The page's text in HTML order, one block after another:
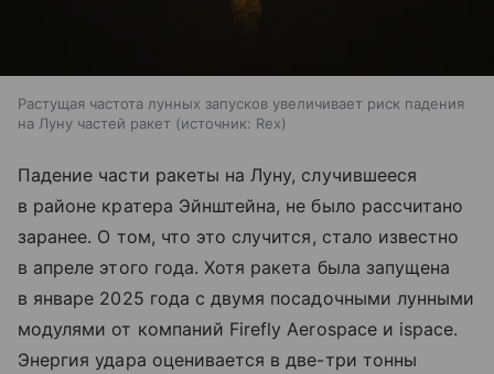
Растущая частота лунных запусков увеличивает риск падения
на Луну частей ракет
источник: Rex
Падение части ракеты на Луну, случившееся
в районе кратера Эйнштейна, не было рассчитано
заранее. О том, что это случится, стало известно
в апреле этого года. Хотя ракета была запущена
в январе 2025 года с двумя посадочными лунными
модулями от компаний Firefly Aerospace и ispace.
Энергия удара оценивается в две-три тонны